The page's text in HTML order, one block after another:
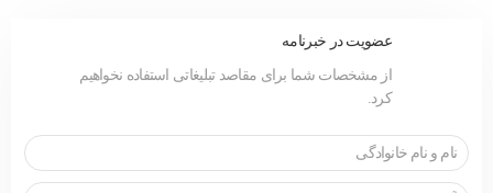
عضویت در خبرنامه
از مشخصات شما برای مقاصد تبلیغاتی استفاده نخواهیم
کرد.